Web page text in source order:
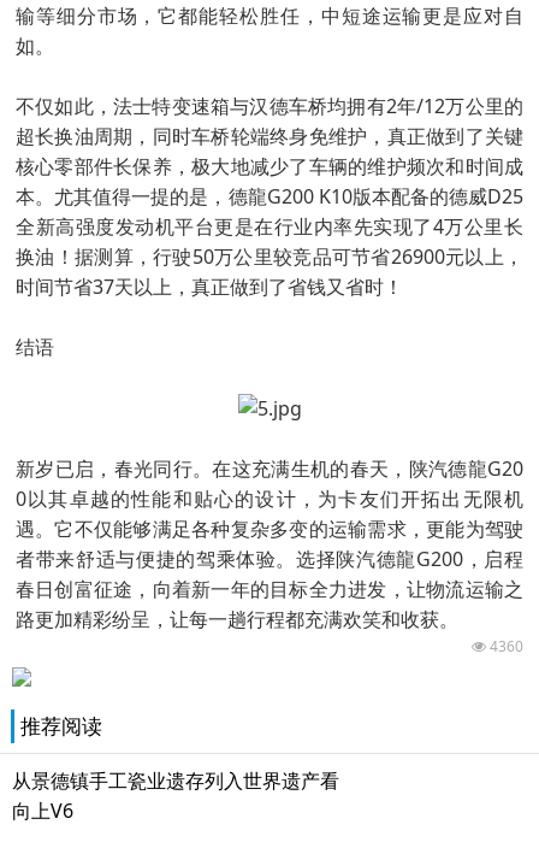
输等细分市场，它都能轻松胜任，中短途运输更是应对自
如。
不仅如此，法士特变速箱与汉德车桥均拥有2年/12万公里的
超长换油周期，同时车桥轮端终身免维护，真正做到了关键
核心零部件长保养，极大地减少了车辆的维护频次和时间成
本。尤其值得一提的是，德龍G200 K10版本配备的德威D25
全新高强度发动机平台更是在行业内率先实现了4万公里长
换油！据测算，行驶50万公里较竞品可节省26900元以上，
时间节省37天以上，真正做到了省钱又省时！
结语
新岁已启，春光同行。在这充满生机的春天，陕汽德龍G20
0以其卓越的性能和贴心的设计，为卡友们开拓出无限机
遇。它不仅能够满足各种复杂多变的运输需求，更能为驾驶
者带来舒适与便捷的驾乘体验。选择陕汽德龍G200，启程
春日创富征途，向着新一年的目标全力进发，让物流运输之
路更加精彩纷呈，让每一趟行程都充满欢笑和收获。
4360
推荐阅读
从景德镇手工瓷业遗存列入世界遗产看
向上V6